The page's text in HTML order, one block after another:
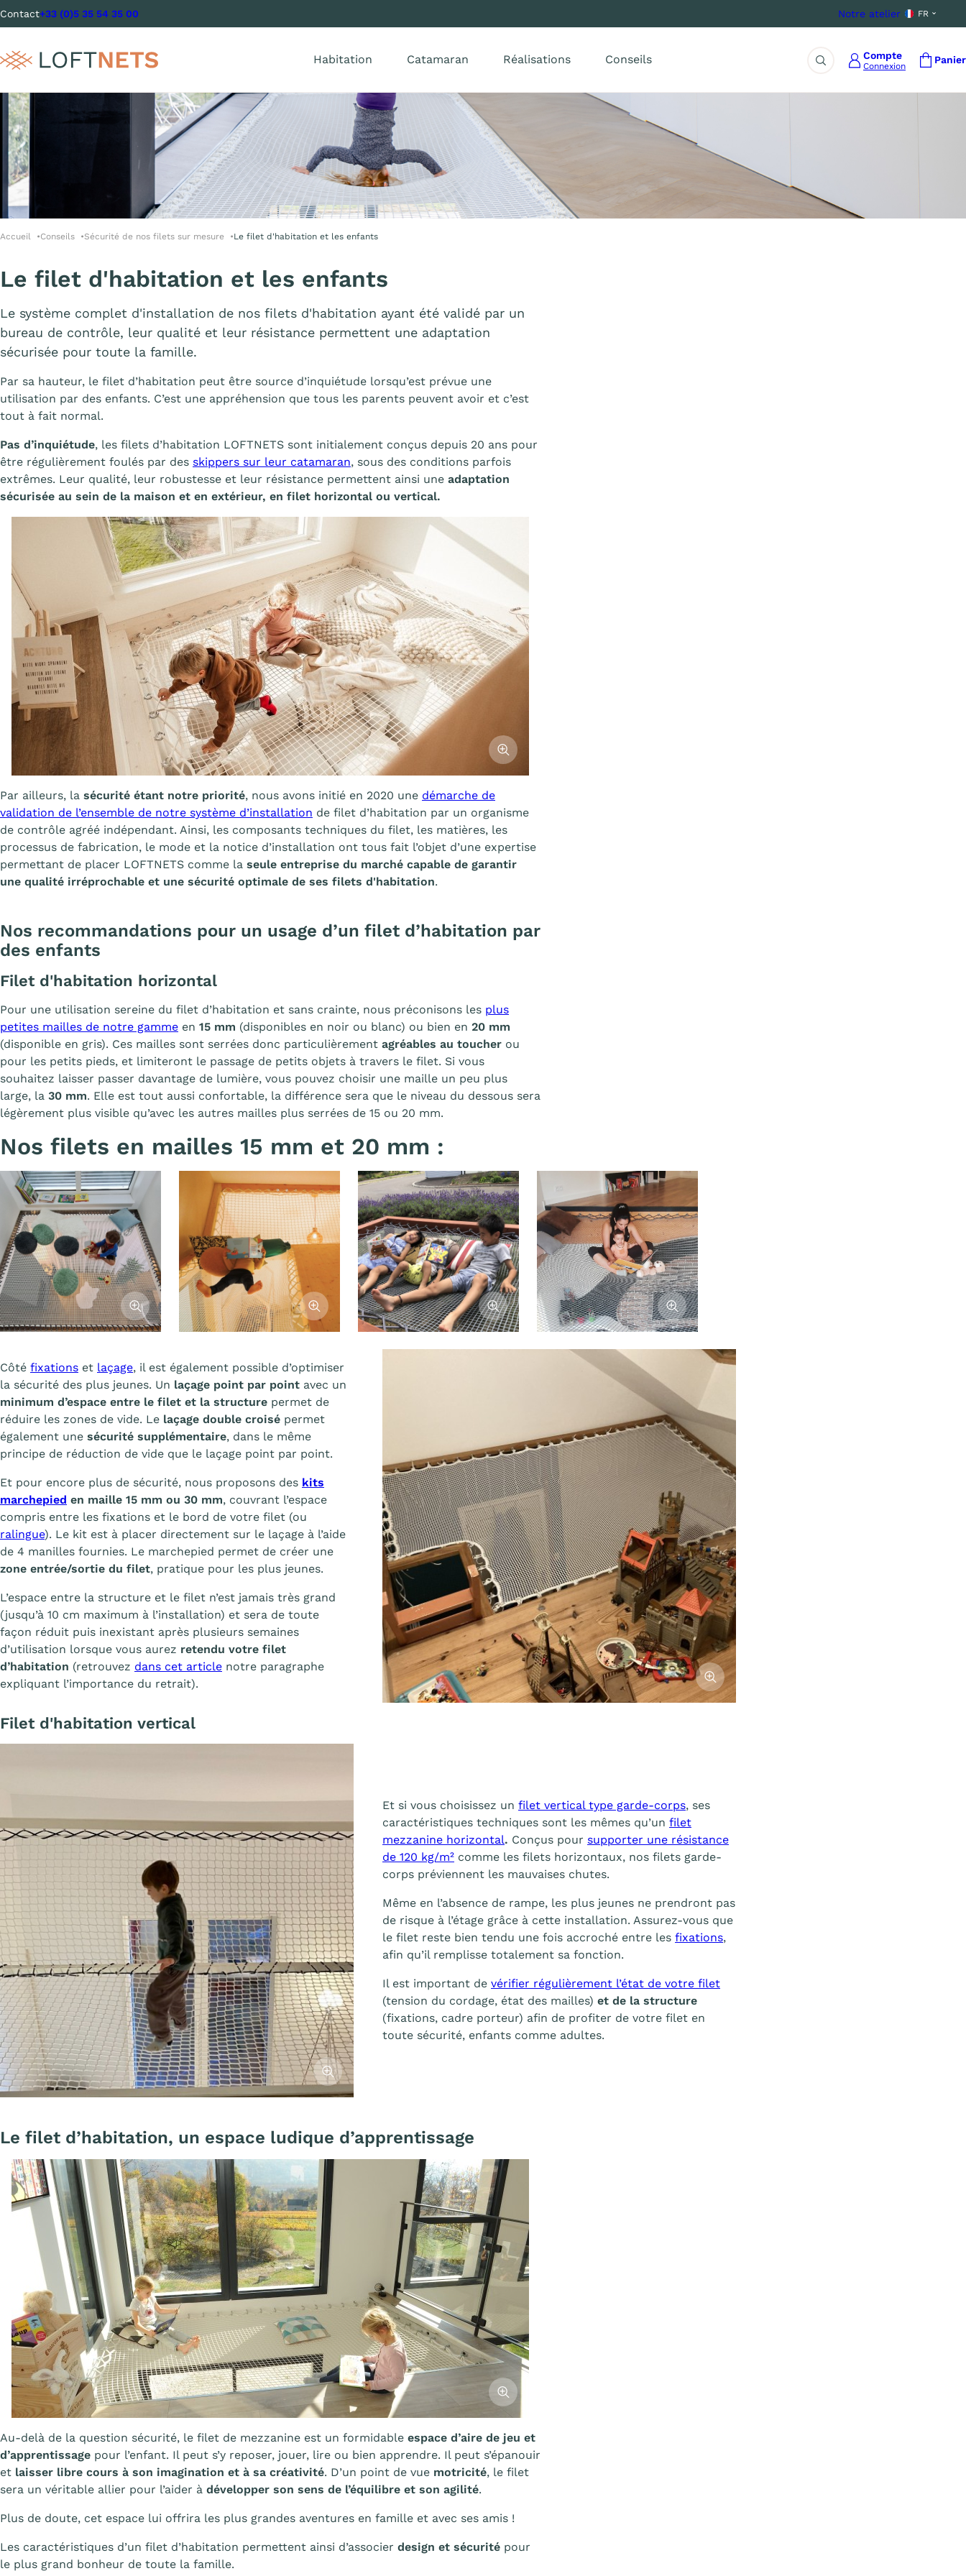
Contact+33 (0)5 35 54 35 00 Notre atelier FR
Habitation Catamaran Réalisations Conseils
Rechercher
Compte
Connexion
Panier
Accueil Conseils Sécurité de nos filets sur mesure Le filet d'habitation et les enfants
Le filet d'habitation et les enfants
Le système complet d'installation de nos filets d'habitation ayant été validé par un
bureau de contrôle, leur qualité et leur résistance permettent une adaptation
sécurisée pour toute la famille.
Par sa hauteur, le filet d’habitation peut être source d’inquiétude lorsqu’est prévue une
utilisation par des enfants. C’est une appréhension que tous les parents peuvent avoir et c’est
tout à fait normal.
Pas d’inquiétude, les filets d’habitation LOFTNETS sont initialement conçus depuis 20 ans pour
être régulièrement foulés par des skippers sur leur catamaran, sous des conditions parfois
extrêmes. Leur qualité, leur robustesse et leur résistance permettent ainsi une adaptation
sécurisée au sein de la maison et en extérieur, en filet horizontal ou vertical.
Afficher l'image
Par ailleurs, la sécurité étant notre priorité, nous avons initié en 2020 une démarche de
validation de l’ensemble de notre système d’installation de filet d’habitation par un organisme
de contrôle agréé indépendant. Ainsi, les composants techniques du filet, les matières, les
processus de fabrication, le mode et la notice d’installation ont tous fait l’objet d’une expertise
permettant de placer LOFTNETS comme la seule entreprise du marché capable de garantir
une qualité irréprochable et une sécurité optimale de ses filets d'habitation.
Nos recommandations pour un usage d’un filet d’habitation par
des enfants
Filet d'habitation horizontal
Pour une utilisation sereine du filet d’habitation et sans crainte, nous préconisons les plus
petites mailles de notre gamme en 15 mm (disponibles en noir ou blanc) ou bien en 20 mm
(disponible en gris). Ces mailles sont serrées donc particulièrement agréables au toucher ou
pour les petits pieds, et limiteront le passage de petits objets à travers le filet. Si vous
souhaitez laisser passer davantage de lumière, vous pouvez choisir une maille un peu plus
large, la 30 mm. Elle est tout aussi confortable, la différence sera que le niveau du dessous sera
légèrement plus visible qu’avec les autres mailles plus serrées de 15 ou 20 mm.
Nos filets en mailles 15 mm et 20 mm :
Afficher l'image Afficher l'image Afficher l'image Afficher l'image
Afficher l'image
Côté fixations et laçage, il est également possible d’optimiser
la sécurité des plus jeunes. Un laçage point par point avec un
minimum d’espace entre le filet et la structure permet de
réduire les zones de vide. Le laçage double croisé permet
également une sécurité supplémentaire, dans le même
principe de réduction de vide que le laçage point par point.
Et pour encore plus de sécurité, nous proposons des kits
marchepied en maille 15 mm ou 30 mm, couvrant l’espace
compris entre les fixations et le bord de votre filet (ou
ralingue). Le kit est à placer directement sur le laçage à l’aide
de 4 manilles fournies. Le marchepied permet de créer une
zone entrée/sortie du filet, pratique pour les plus jeunes.
L’espace entre la structure et le filet n’est jamais très grand
(jusqu’à 10 cm maximum à l’installation) et sera de toute
façon réduit puis inexistant après plusieurs semaines
d’utilisation lorsque vous aurez retendu votre filet
d’habitation (retrouvez dans cet article notre paragraphe
expliquant l’importance du retrait).
Filet d'habitation vertical
Afficher l'image
Et si vous choisissez un filet vertical type garde-corps, ses
caractéristiques techniques sont les mêmes qu’un filet
mezzanine horizontal. Conçus pour supporter une résistance
de 120 kg/m² comme les filets horizontaux, nos filets garde-
corps préviennent les mauvaises chutes.
Même en l’absence de rampe, les plus jeunes ne prendront pas
de risque à l’étage grâce à cette installation. Assurez-vous que
le filet reste bien tendu une fois accroché entre les fixations,
afin qu’il remplisse totalement sa fonction.
Il est important de vérifier régulièrement l’état de votre filet
(tension du cordage, état des mailles) et de la structure
(fixations, cadre porteur) afin de profiter de votre filet en
toute sécurité, enfants comme adultes.
Le filet d’habitation, un espace ludique d’apprentissage
Afficher l'image
Au-delà de la question sécurité, le filet de mezzanine est un formidable espace d’aire de jeu et
d’apprentissage pour l’enfant. Il peut s’y reposer, jouer, lire ou bien apprendre. Il peut s’épanouir
et laisser libre cours à son imagination et à sa créativité. D’un point de vue motricité, le filet
sera un véritable allier pour l’aider à développer son sens de l’équilibre et son agilité.
Plus de doute, cet espace lui offrira les plus grandes aventures en famille et avec ses amis !
Les caractéristiques d’un filet d’habitation permettent ainsi d’associer design et sécurité pour
le plus grand bonheur de toute la famille.